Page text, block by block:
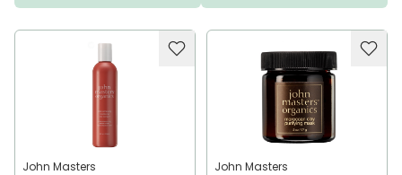
John Masters John Masters